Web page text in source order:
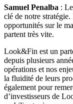
Samuel Penalba :
clé de notre
opportunités sur le
partent très vite.
Look&Fin est un
depuis plusieurs
opérations et nos
la fluidité de leurs
également pour
d’investisseurs de